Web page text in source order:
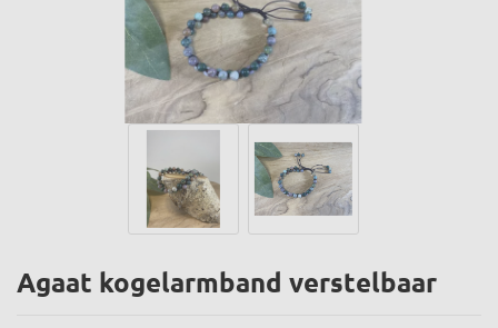
Agaat kogelarmband verstelbaar